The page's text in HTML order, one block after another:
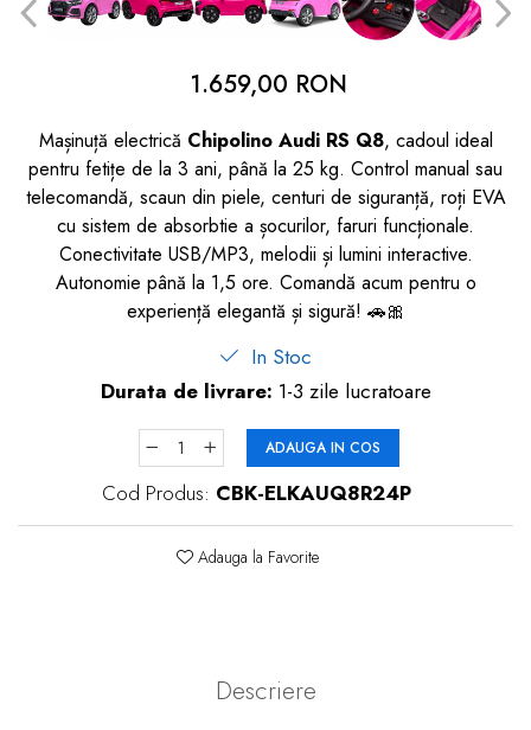
dopuri de urechi
1.659,00 RON
Mașinuță electrică Chipolino Audi RS Q8, cadoul ideal
pentru fetițe de la 3 ani, până la 25 kg. Control manual sau
telecomandă, scaun din piele, centuri de siguranță, roți EVA
cu sistem de absorbtie a șocurilor, faruri funcționale.
Conectivitate USB/MP3, melodii și lumini interactive.
Autonomie până la 1,5 ore. Comandă acum pentru o
experiență elegantă și sigură! 🚗🎀
In Stoc
Durata de livrare: 1-3 zile lucratoare
ADAUGA IN COS
Cod Produs: CBK-ELKAUQ8R24P
Adauga la Favorite
Descriere